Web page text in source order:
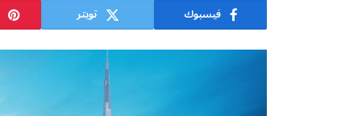
فيسبوك تويتر